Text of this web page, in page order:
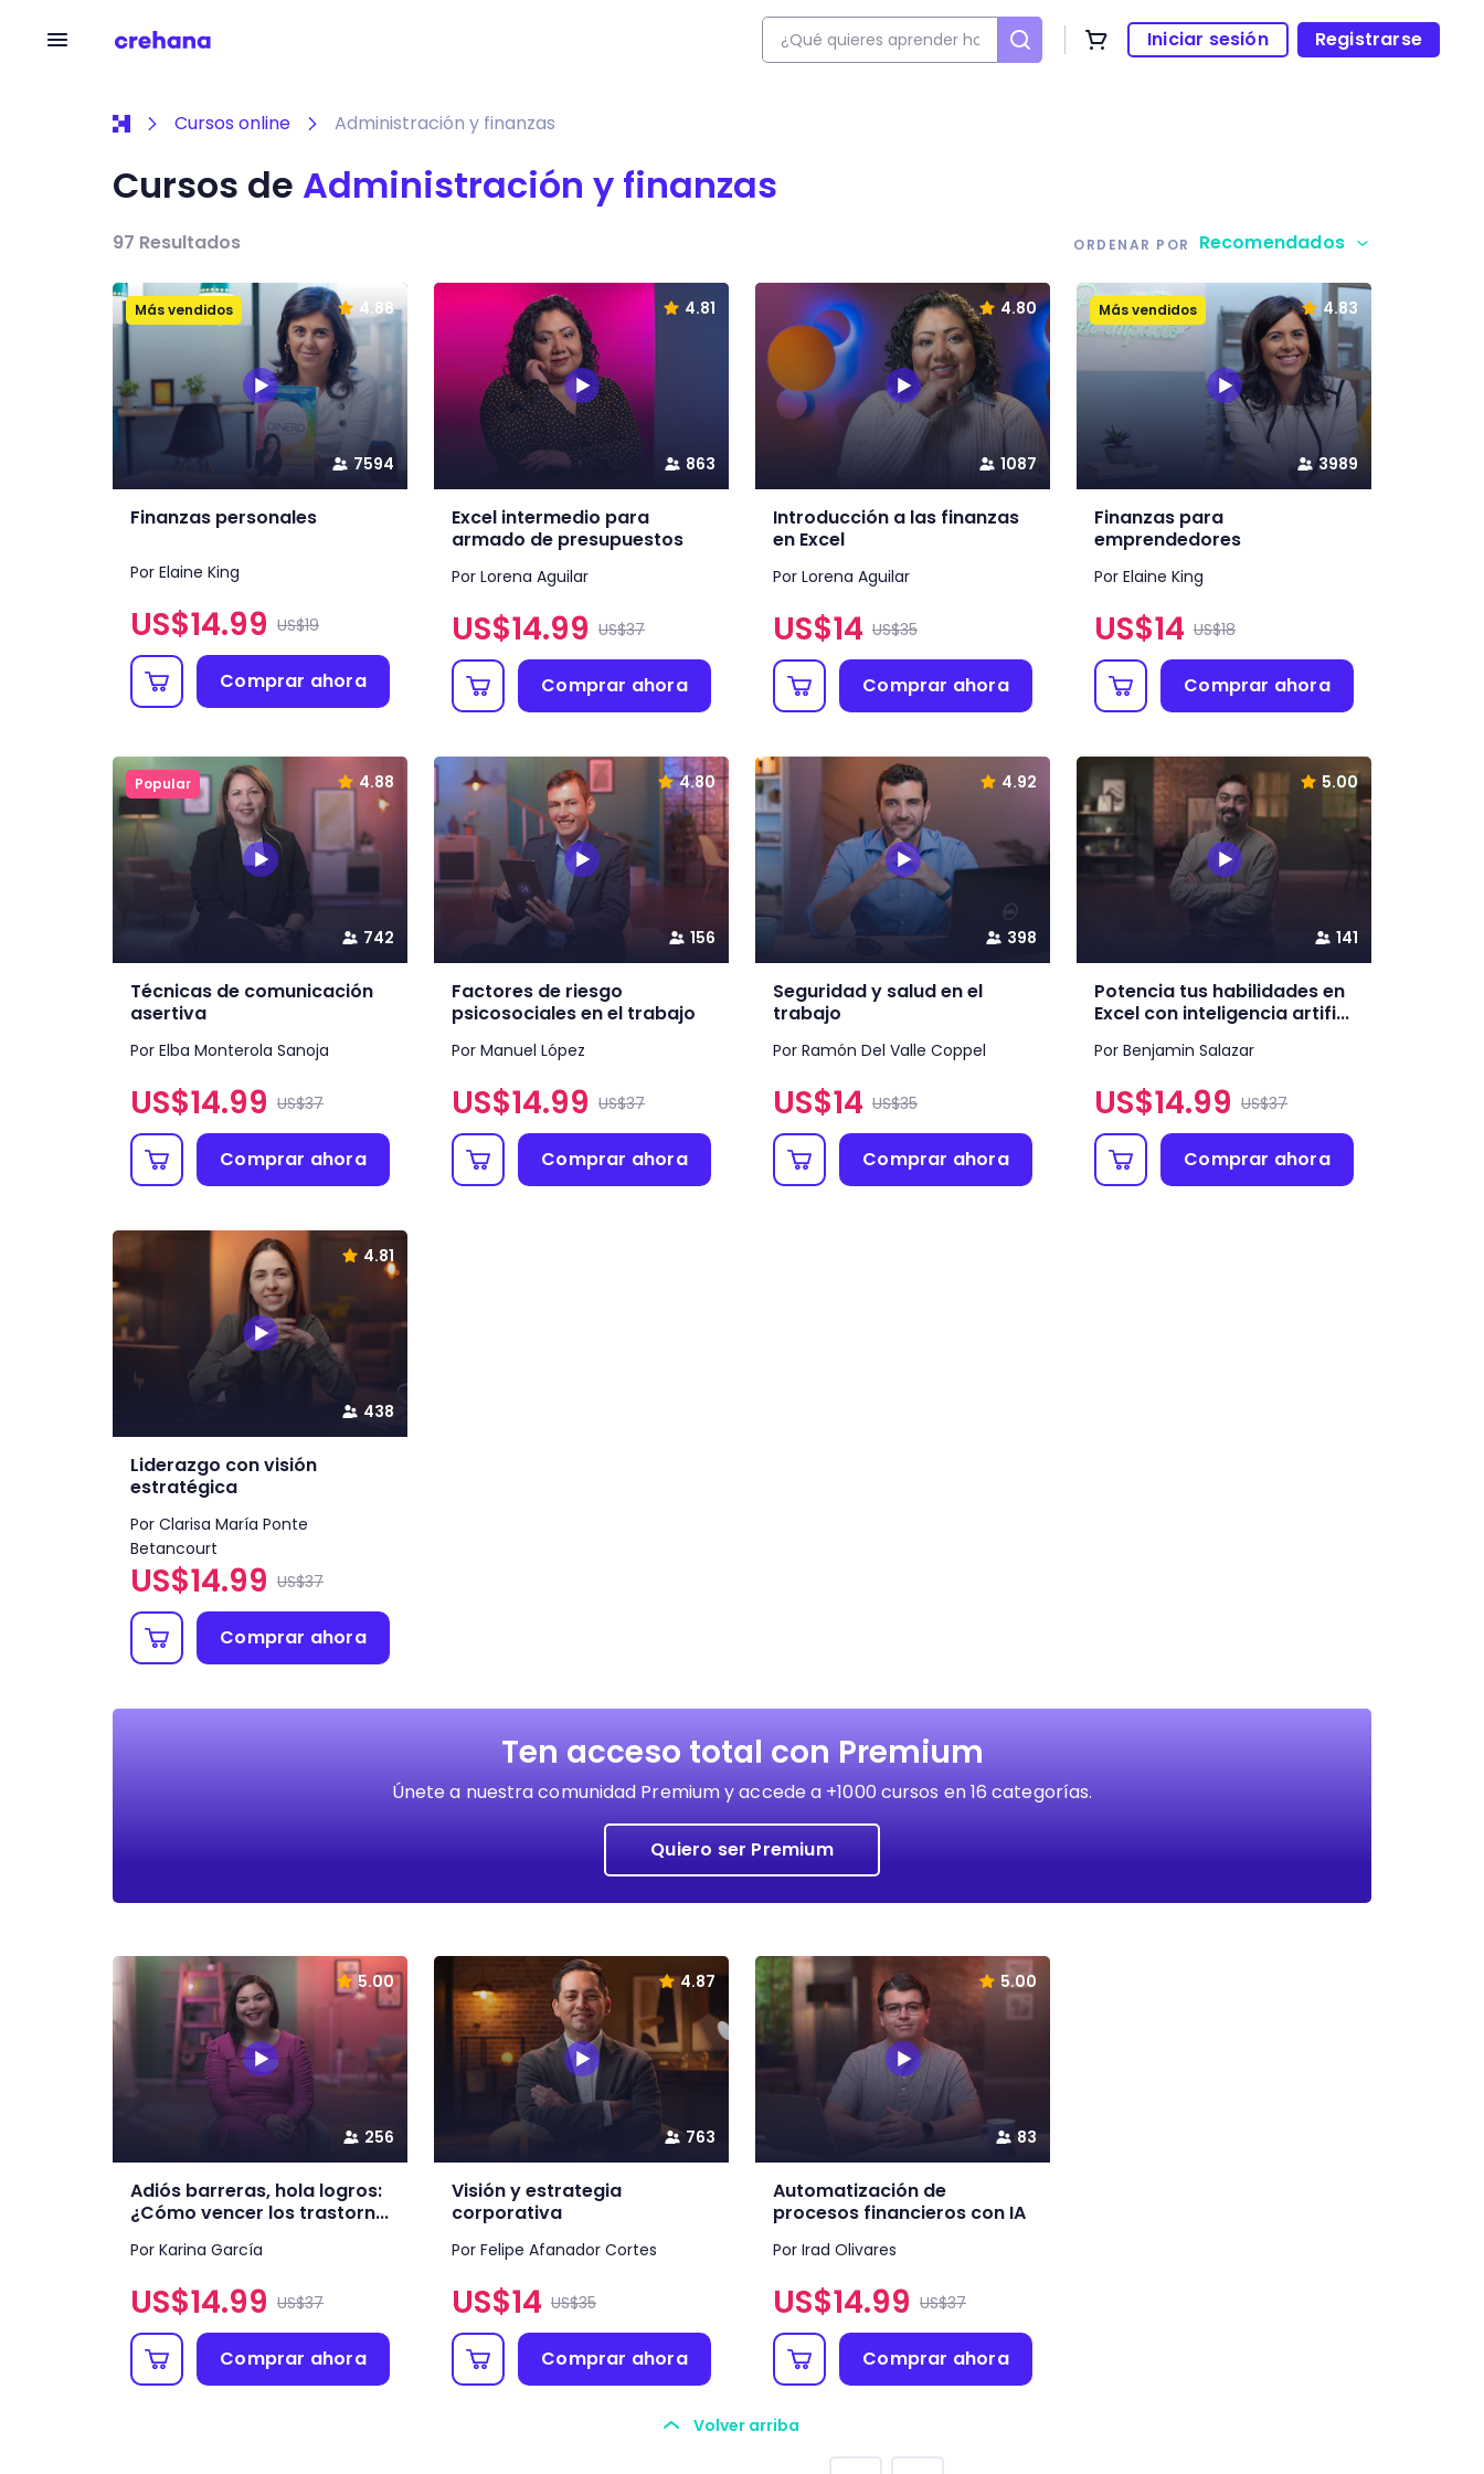
Iniciar sesión Registrarse
Cursos online Administración y finanzas
Cursos de Administración y finanzas
97 Resultados ORDENAR POR Recomendados
Más vendidos
7594
4.88
Finanzas personales
Por Elaine King
US$14.99 US$19
Comprar ahora
863
4.81
Excel intermedio para
armado de presupuestos
Por Lorena Aguilar
US$14.99 US$37
Comprar ahora
1087
4.80
Introducción a las finanzas
en Excel
Por Lorena Aguilar
US$14 US$35
Comprar ahora
Más vendidos
3989
4.83
Finanzas para
emprendedores
Por Elaine King
US$14 US$18
Comprar ahora
Popular
742
4.88
Técnicas de comunicación
asertiva
Por Elba Monterola Sanoja
US$14.99 US$37
Comprar ahora
156
4.80
Factores de riesgo
psicosociales en el trabajo
Por Manuel López
US$14.99 US$37
Comprar ahora
398
4.92
Seguridad y salud en el
trabajo
Por Ramón Del Valle Coppel
US$14 US$35
Comprar ahora
141
5.00
Potencia tus habilidades en
Excel con inteligencia artifi...
Por Benjamin Salazar
US$14.99 US$37
Comprar ahora
438
4.81
Liderazgo con visión
estratégica
Por Clarisa María Ponte
Betancourt
US$14.99 US$37
Comprar ahora
Ten acceso total con Premium
Únete a nuestra comunidad Premium y accede a +1000 cursos en 16 categorías.
Quiero ser Premium
256
5.00
Adiós barreras, hola logros:
¿Cómo vencer los trastorn...
Por Karina García
US$14.99 US$37
Comprar ahora
763
4.87
Visión y estrategia
corporativa
Por Felipe Afanador Cortes
US$14 US$35
Comprar ahora
83
5.00
Automatización de
procesos financieros con IA
Por Irad Olivares
US$14.99 US$37
Comprar ahora
Volver arriba